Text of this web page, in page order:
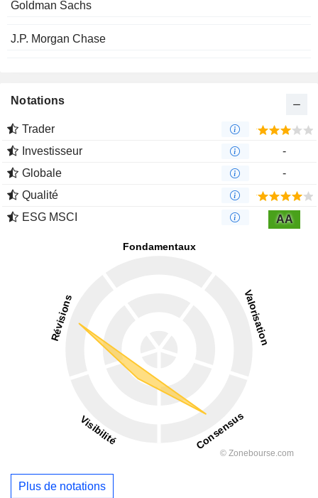
Goldman Sachs
J.P. Morgan Chase
Notations
Trader
Investisseur
-
Globale
-
Qualité
ESG MSCI
AA
Plus de notations